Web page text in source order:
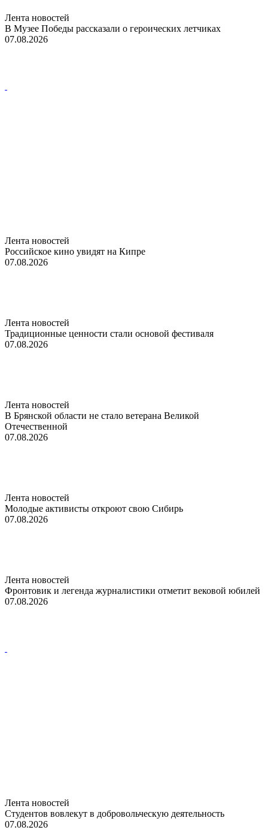
Лента новостей
В Музее Победы рассказали о героических летчиках
07.08.2026
Лента новостей
Российское кино увидят на Кипре
07.08.2026
Лента новостей
Традиционные ценности стали основой фестиваля
07.08.2026
Лента новостей
В Брянской области не стало ветерана Великой
Отечественной
07.08.2026
Лента новостей
Молодые активисты откроют свою Сибирь
07.08.2026
Лента новостей
Фронтовик и легенда журналистики отметит вековой юбилей
07.08.2026
Лента новостей
Студентов вовлекут в добровольческую деятельность
07.08.2026